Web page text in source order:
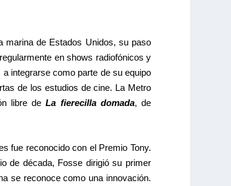
marina de Estados Unidos, su paso
en shows radiofónicos y
integrarse como parte de su equipo
de los estudios de cine. La Metro
libre deLa fierecilla domada, de
fue reconocido con el Premio Tony.
de década, Fosse dirigió su primer
se reconoce como una innovación.